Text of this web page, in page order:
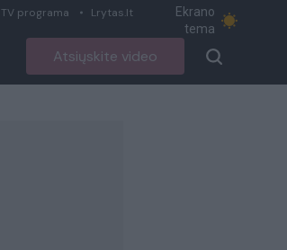
TV programa Lrytas.lt
Ekrano
tema
Atsiųskite video